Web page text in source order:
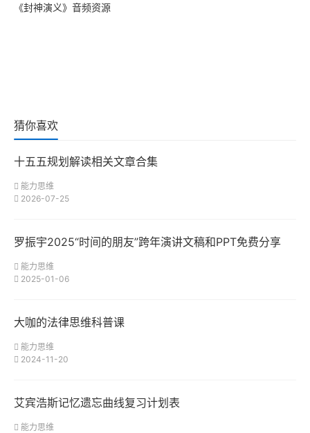
《封神演义》音频资源
猜你喜欢
十五五规划解读相关文章合集
能力思维
2026-07-25
罗振宇2025“时间的朋友”跨年演讲文稿和PPT免费分享
能力思维
2025-01-06
大咖的法律思维科普课
能力思维
2024-11-20
艾宾浩斯记忆遗忘曲线复习计划表
能力思维